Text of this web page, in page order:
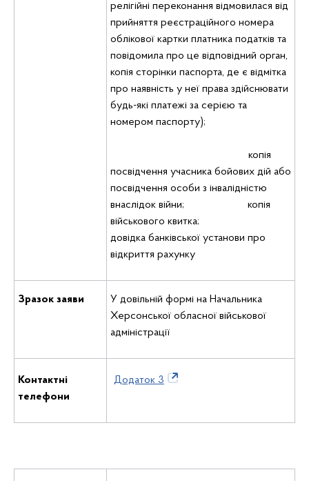
релігійні переконання відмовилася від
прийняття реєстраційного номера
облікової картки платника податків та
повідомила про це відповідний орган,
копія сторінки паспорта, де є відмітка
про наявність у неї права здійснювати
будь-які платежі за серією та
номером паспорту);
копія
посвідчення учасника бойових дій або
посвідчення особи з інвалідністю
внаслідок війни; копія
військового квитка;
довідка банківської установи про
відкриття рахунку
Зразок заяви
У довільній формі на Начальника
Херсонської обласної військової
адміністрації
Контактні
телефони
Додаток 3